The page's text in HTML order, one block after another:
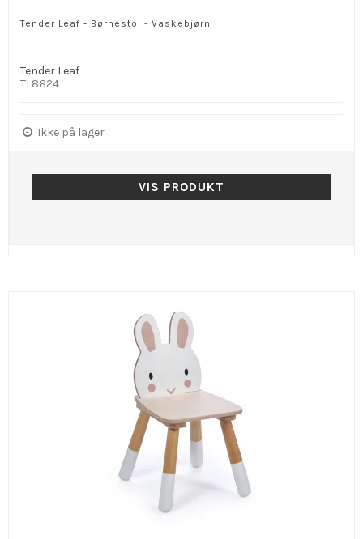
Tender Leaf - Børnestol - Vaskebjørn
Tender Leaf
TL8824
Ikke på lager
VIS PRODUKT